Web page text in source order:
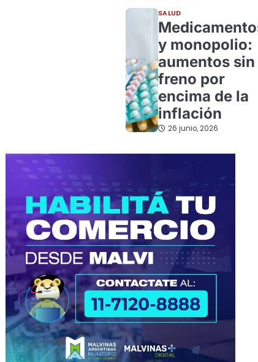
SALUD
y monopolio:
aumentos sin
freno por
encima de la
inflación
26 junio, 2026